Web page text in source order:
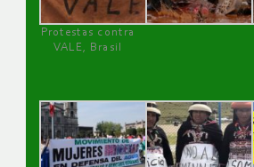
Protestas contra
VALE, Brasil